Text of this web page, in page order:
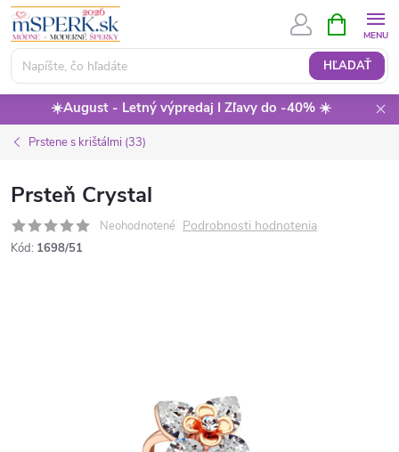
Prejsť
obsah
HĽADAŤ
KOŠÍK
☀️August - Letný výpredaj I Zľavy do -40% ☀️
Prstene s krištálmi (33)
Prsteň Crystal
Neohodnotené Podrobnosti hodnotenia
Kód: 1698/51